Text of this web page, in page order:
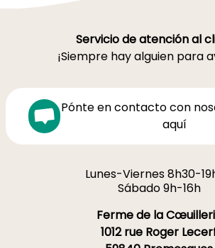
Servicio de atención al
¡Siempre hay alguien para
Pónte en contacto con
aquí
Lunes-Viernes 8h30-
Sábado 9h-16h
Ferme de la
1012 rue Roger